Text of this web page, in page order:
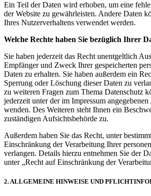
Ein Teil der Daten wird erhoben, um eine
der Website zu gewährleisten. Andere Daten
Ihres Nutzerverhaltens verwendet werden.
Welche Rechte haben Sie bezüglich Ihrer
Sie haben jederzeit das Recht unentgeltlich
Empfänger und Zweck Ihrer gespeicherten
Daten zu erhalten. Sie haben außerdem ein
Sperrung oder Löschung dieser Daten zu
zu weiteren Fragen zum Thema Datenschutz
jederzeit unter der im Impressum angegebenen
wenden. Des Weiteren steht Ihnen ein
zuständigen Aufsichtsbehörde zu.
Außerdem haben Sie das Recht, unter
Einschränkung der Verarbeitung Ihrer
verlangen. Details hierzu entnehmen Sie der
unter „Recht auf Einschränkung der
2. ALLGEMEINE HINWEISE UND